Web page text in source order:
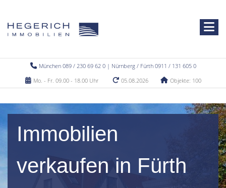
München 089 / 230 69 62 0 | Nürnberg / Fürth 0911 / 131 605 0
Mo. - Fr. 09.00 - 18.00 Uhr
05.08.2026 Objekte: 100
Immobilien
verkaufen in Fürth